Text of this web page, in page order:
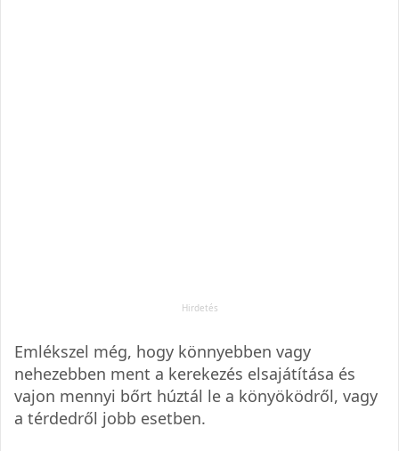
Emlékszel még, hogy könnyebben vagy
nehezebben ment a kerekezés elsajátítása és
vajon mennyi bőrt húztál le a könyöködről, vagy
a térdedről jobb esetben.